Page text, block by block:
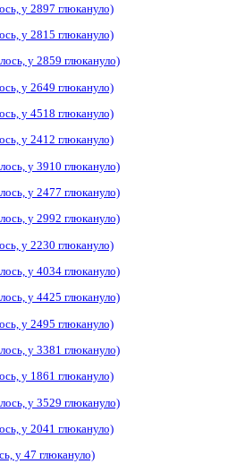
у 2897 глюкануло)
у 2815 глюкануло)
у 2859 глюкануло)
у 2649 глюкануло)
у 4518 глюкануло)
у 2412 глюкануло)
у 3910 глюкануло)
у 2477 глюкануло)
у 2992 глюкануло)
у 2230 глюкануло)
у 4034 глюкануло)
у 4425 глюкануло)
у 2495 глюкануло)
у 3381 глюкануло)
у 1861 глюкануло)
у 3529 глюкануло)
у 2041 глюкануло)
у 47 глюкануло)